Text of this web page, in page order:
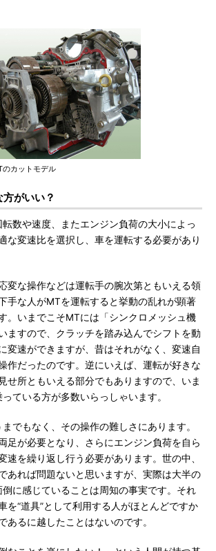
カットモデル
がいい？
数や速度、またエンジン負荷の大小によっ
な変速比を選択し、車を運転する必要があり
変な操作などは運転手の腕次第ともいえる領
手な人がMTを運転すると挙動の乱れが顕著
。いまでこそMTには「シンクロメッシュ機
ますので、クラッチを踏み込んでシフトを動
変速ができますが、昔はそれがなく、変速自
作だったのです。逆にいえば、運転が好きな
せ所ともいえる部分でもありますので、いま
ている方が多数いらっしゃいます。
でもなく、その操作の難しさにあります。
足が必要となり、さらにエンジン負荷を自ら
速を繰り返し行う必要があります。世の中、
あれば問題ないと思いますが、実際は大半の
倒に感じていることは周知の事実です。それ
を“道具”として利用する人がほとんどですか
あるに越したことはないのです。